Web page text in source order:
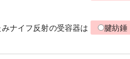
ナイフ反射の受容器は
腱紡錘